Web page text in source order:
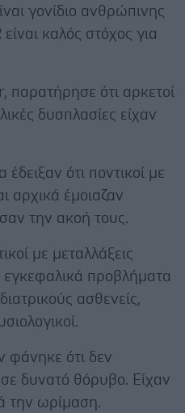
γονίδιο ανθρώπινης
καλός στόχος για
παρατήρησε ότι αρκετοί
δυσπλασίες είχαν
ότι ποντικοί με
αρχικά έμοιαζαν
την ακοή τους.
με μεταλλάξεις
εγκεφαλικά προβλήματα
ασθενείς,
ότι δεν
δυνατό θόρυβο. Είχαν
την ωρίμαση.